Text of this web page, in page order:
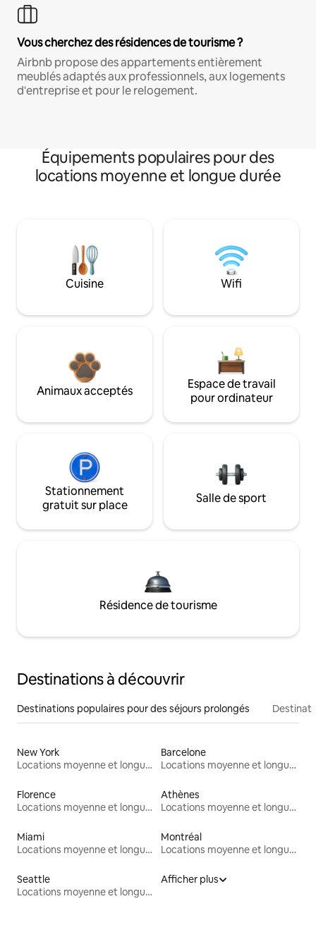
Vous cherchez des résidences de tourisme ?
Airbnb propose des appartements entièrement
meublés adaptés aux professionnels, aux logements
d'entreprise et pour le relogement.
Équipements populaires pour des
locations moyenne et longue durée
Cuisine Wifi
Animaux acceptés
Espace de travail
pour ordinateur
Stationnement
gratuit sur place
Salle de sport
Résidence de tourisme
Destinations à découvrir
Destinations populaires pour des séjours prolongés
New York
Locations moyenne et longue durée
Barcelone
Locations moyenne et longue durée
Florence
Locations moyenne et longue durée
Athènes
Locations moyenne et longue durée
Miami
Locations moyenne et longue durée
Montréal
Locations moyenne et longue durée
Seattle
Locations moyenne et longue durée
Afficher plus